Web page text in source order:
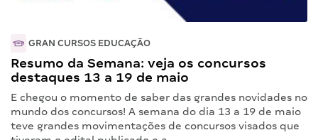
GRAN CURSOS EDUCAÇÃO
Resumo da Semana: veja os concursos
destaques 13 a 19 de maio
E chegou o momento de saber das grandes novidades no
mundo dos concursos! A semana do dia 13 a 19 de maio
teve grandes movimentações de concursos visados que